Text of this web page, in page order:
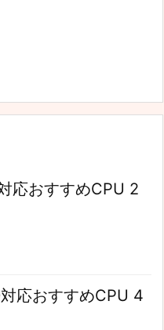
応おすすめCPU 2
応おすすめCPU 4